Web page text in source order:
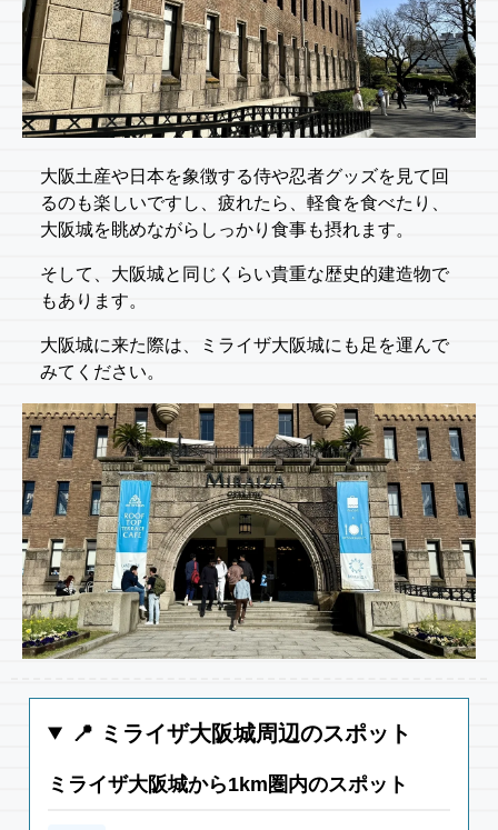
大阪土産や日本を象徴する侍や忍者グッズを見て回
るのも楽しいですし、疲れたら、軽食を食べたり、
大阪城を眺めながらしっかり食事も摂れます。
そして、大阪城と同じくらい貴重な歴史的建造物で
もあります。
大阪城に来た際は、ミライザ大阪城にも足を運んで
みてください。
📍 ミライザ大阪城周辺のスポット
ミライザ大阪城から1km圏内のスポット